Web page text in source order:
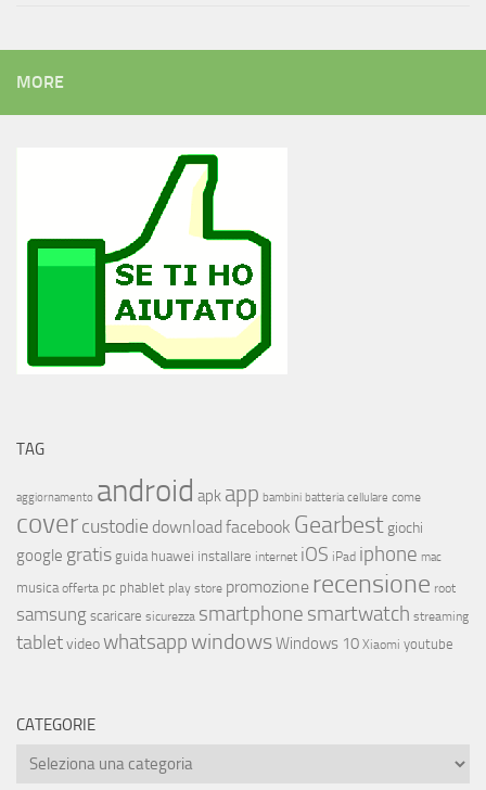
MORE
TAG
aggiornamento android apk app bambini batteria cellulare come
covercustodie download facebook Gearbest giochi
google gratis guida huawei installare internet iOS iPad iphone mac
musica offerta pc phablet play store promozione recensione root
samsungscaricare sicurezza smartphone smartwatch streaming
tabletvideowhatsappwindowsWindows 10 Xiaomi youtube
CATEGORIE